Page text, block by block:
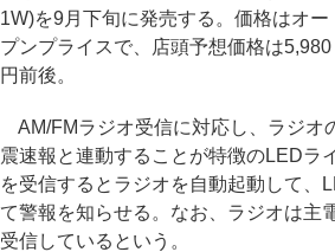
1W)を9月下旬に発売する。価格はオー
プンプライスで、店頭予想価格は5,980
円前後。
AM/FMラジオ受信に対応し、ラジオ
震速報と連動することが特徴のLEDラ
を受信するとラジオを自動起動して、
て警報を知らせる。なお、ラジオは主
受信しているという。